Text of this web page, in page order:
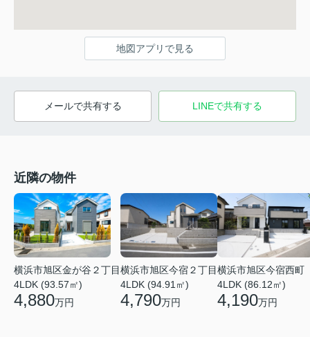
地図アプリで見る
メールで共有する LINEで共有する
近隣の物件
横浜市旭区金が谷２丁目
4LDK (93.57㎡)
4,880万円
横浜市旭区今宿２丁目
4LDK (94.91㎡)
4,790万円
横浜市旭区今宿西町
4LDK (86.12㎡)
4,190万円